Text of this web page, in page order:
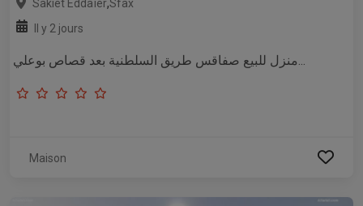
Sakiet EddaïerSfax
Il y 2 jours
Maison